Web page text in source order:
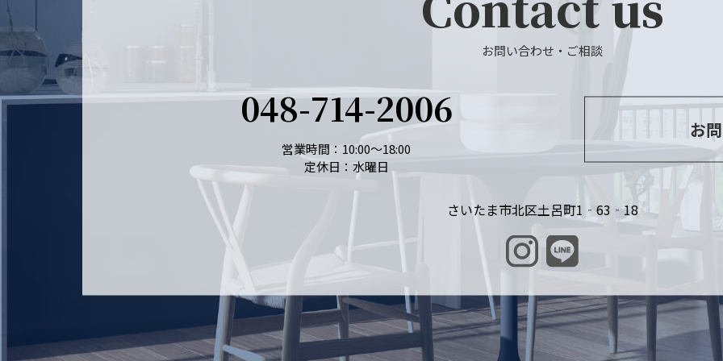
お問い合わせ・ご相談
048-714-2006
営業時間：10:00～18:00
定休日：水曜日
お
さいたま市北区土呂町1‐63‐18